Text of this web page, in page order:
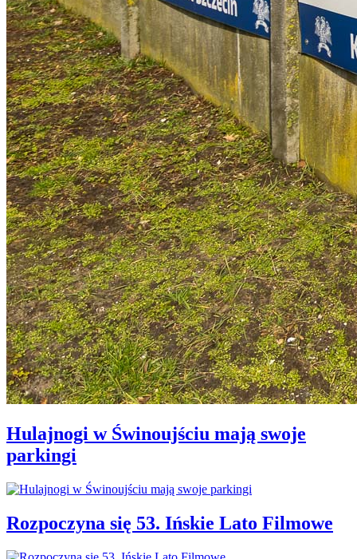
Hulajnogi w Świnoujściu mają swoje
parkingi
Rozpoczyna się 53. Ińskie Lato Filmowe